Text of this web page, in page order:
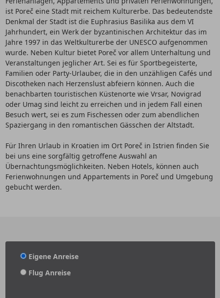
ist Poreč eine Stadt mit reichem Kulturerbe. Das bedeutendste
Denkmal der Stadt ist die Euphrasius Basilika aus dem VI
Jahrhundert, ein Werk der byzantinischen Architektur das im
Jahre 1997 in das Weltkulturerbe der UNESCO aufgenommen
wurde. Neben Kultur bietet Poreč vor allem Unterhaltung und
Veranstaltungen jeglicher Art. Sei es für Sportbegeisterte,
Familien oder Party-Urlauber, die in den unzähligen Cafés und
Discotheken nach Herzenslust abfeiern können. Auch die
benachbarten touristischen Küstenorte wie Vrsar, Novigrad
oder Umag sind leicht zu erreichen und in jedem Fall einen
Besuch wert, sei es zum Fischessen oder zum abendlichen
Spaziergang in den romantischen Gässchen der Altstadt.
Für Ihren Urlaub in Kroatien im Ort Poreč in Istrien finden Sie
bei uns eine sorgfältig getroffene Auswahl an
Übernachtungsmöglichkeiten. Neben Hotels, können auch
Ferienwohnungen und Appartements in Poreč und Umgebung
gebucht werden.
Eigene Anreise
Flug Anreise